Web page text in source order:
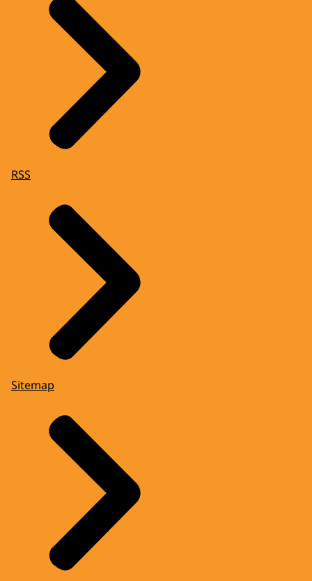
(De Koningin zwaait en loopt naar de deur
van de hal.)
GEROEZEMOES
VOICE-OVER: In de Drentse Veenkoloniën
zullen windmolens worden geplaatst.
Dit houdt de initiatiefnemers en bewoners
betrokkenen over dit onderwerp.
(Een)
MAN: Nee, maar als je het hier ziet alsof het
van boven komt...
VOICE-OVER: Het streekbezoek eindigt op
Stenden Hogeschool in Emmen.
(Het koninklijk paar gaat met anderen de
school in.)
Nationale en internationale studenten
toerisme, duurzame logistiek en handel.
RUBEN FOKKE: Mensen kiezen voor
Stenden Hogeschool omdat het kleinschalig
is en omdat ze een tweejarige hbo
aanbieden.
En ze hebben heel veel uitwisselingen. Ze
hebben een aantal scholen in Qatar, dacht
ik, in Afrika hebben ze een school en in
RSS
Sitemap